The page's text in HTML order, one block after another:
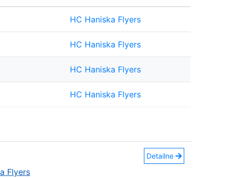
HC Haniska Flyers
HC Haniska Flyers
HC Haniska Flyers
HC Haniska Flyers
Flyers
Detailne